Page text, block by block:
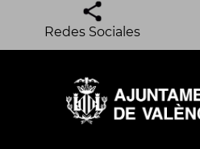
Redes Sociales